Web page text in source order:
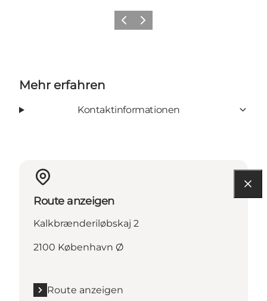
ZurückWeiter
Mehr erfahren
Kontaktinformationen
Route anzeigen
Kalkbrænderiløbskaj 2
2100 København Ø
Route anzeigen